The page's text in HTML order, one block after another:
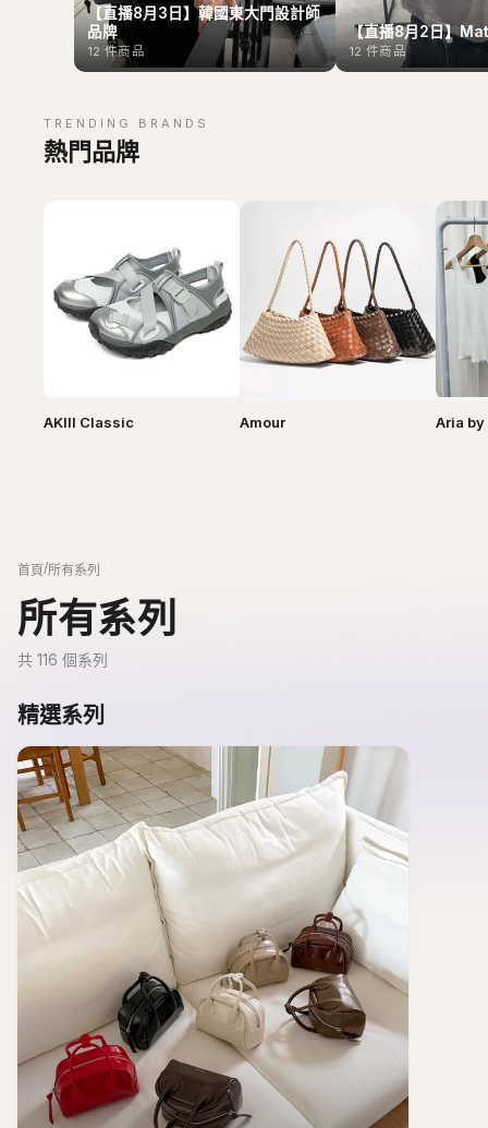
【直播8月3日】韓國東大門設計師
品牌
12 件商品
【直播8月2日】
12 件商品
TRENDING BRANDS
熱門品牌
AKIII Classic Amour Aria
首頁/所有系列
所有系列
共 116 個系列
精選系列